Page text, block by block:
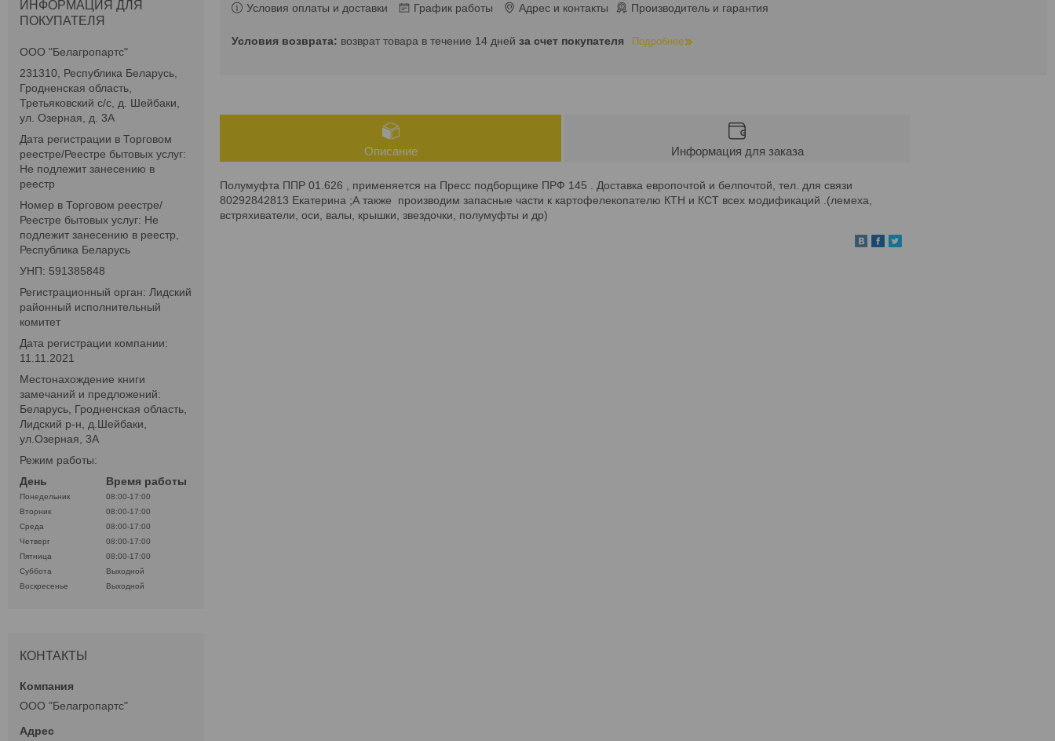
Условия оплаты и доставки График работы Адрес и контакты Производитель и гарантия
возврат товара в течение 14 дней за счет покупателя Подробнее
Описание Информация для заказа
Полумуфта ППР 01.626 , применяется на Пресс подборщике ПРФ 145 . Доставка европочтой и белпочтой, тел. для связи
80292842813 Екатерина ;А также производим запасные части к картофелекопателю КТН и КСТ всех модификаций .(лемеха,
встряхиватели, оси, валы, крышки, звездочки, полумуфты и др)
ИНФОРМАЦИЯ ДЛЯ
ПОКУПАТЕЛЯ
ООО "Белагропартс"
231310, Республика Беларусь,
Гродненская область,
Третьяковский с/с, д. Шейбаки,
ул. Озерная, д. 3А
Дата регистрации в Торговом
реестре/Реестре бытовых услуг:
Не подлежит занесению в
реестр
Номер в Торговом реестре/
Реестре бытовых услуг: Не
подлежит занесению в реестр,
Республика Беларусь
УНП: 591385848
Регистрационный орган: Лидский
районный исполнительный
комитет
Дата регистрации компании:
11.11.2021
Местонахождение книги
замечаний и предложений:
Беларусь, Гродненская область,
Лидский р-н, д.Шейбаки,
ул.Озерная, 3А
Режим работы:
День
Время работы
Понедельник
08:00-17:00
Вторник
08:00-17:00
Среда
08:00-17:00
Четверг
08:00-17:00
Пятница
08:00-17:00
Суббота
Выходной
Воскресенье
Выходной
КОНТАКТЫ
ООО "Белагропартс"